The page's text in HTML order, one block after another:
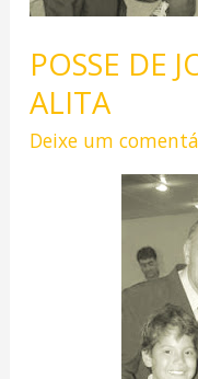
POSSE DE
ALITA
Deixe um